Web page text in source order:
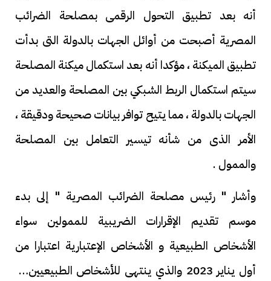
أنه بعد تطبيق التحول الرقمى بمصلحة الضرائب
المصرية أصبحت من أوائل الجهات بالدولة التى بدأت
تطبيق الميكنة ، مؤكدا أنه بعد استكمال ميكنة المصلحة
سيتم استكمال الربط الشبكي بين المصلحة والعديد من
الجهات بالدولة ، مما يتيح توافر بيانات صحيحة ودقيقة ،
الأمر الذى من شأنه تيسير التعامل بين المصلحة
والممول .
وأشار " رئيس مصلحة الضرائب المصرية " إلى بدء
موسم تقديم الإقرارات الضريبية للممولين سواء
الأشخاص الطبيعية و الأشخاص الإعتبارية اعتبارا من
أول يناير 2023 والذي ينتهى للأشخاص الطبيعيين في